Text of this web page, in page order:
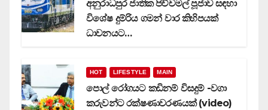
අනුරාධපුර ජාතික පිච්චමල් පූජාව සඳහා
විශේෂ දුම්රිය ගමන් වාර කිහිපයක්
ධාවනයට…
HOT LIFESTYLE MAIN
පොල් රෝගයට කඩිනම් විසදුම් -වගා
කරුවන්ට රක්ෂණාවරණයක් (video)